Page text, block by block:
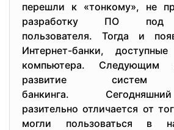
перешли к «тонкому», не
разработку ПО под
пользователя. Тогда и
Интернет-банки,
компьютера. Следующим
развитие систем
банкинга. Сегодняшний
разительно отличается от
могли пользоваться в